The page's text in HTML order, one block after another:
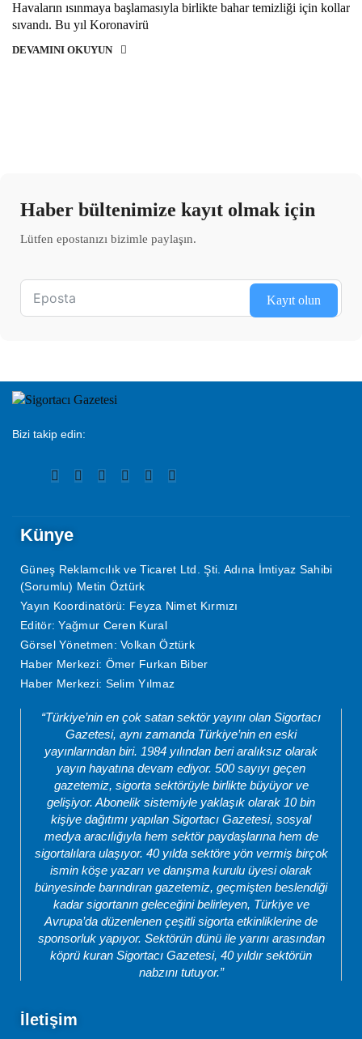
Havaların ısınmaya başlamasıyla birlikte bahar temizliği için kollar
sıvandı. Bu yıl Koronavirü
DEVAMINI OKUYUN
Haber bültenimize kayıt olmak için
Lütfen epostanızı bizimle paylaşın.
Kayıt olun
Bizi takip edin:
Künye
Güneş Reklamcılık ve Ticaret Ltd. Şti. Adına İmtiyaz Sahibi
(Sorumlu) Metin Öztürk
Yayın Koordinatörü: Feyza Nimet Kırmızı
Editör: Yağmur Ceren Kural
Görsel Yönetmen: Volkan Öztürk
Haber Merkezi: Ömer Furkan Biber
Haber Merkezi: Selim Yılmaz
“Türkiye’nin en çok satan sektör yayını olan Sigortacı
Gazetesi, aynı zamanda Türkiye’nin en eski
yayınlarından biri. 1984 yılından beri aralıksız olarak
yayın hayatına devam ediyor. 500 sayıyı geçen
gazetemiz, sigorta sektörüyle birlikte büyüyor ve
gelişiyor. Abonelik sistemiyle yaklaşık olarak 10 bin
kişiye dağıtımı yapılan Sigortacı Gazetesi, sosyal
medya aracılığıyla hem sektör paydaşlarına hem de
sigortalılara ulaşıyor. 40 yılda sektöre yön vermiş birçok
ismin köşe yazarı ve danışma kurulu üyesi olarak
bünyesinde barındıran gazetemiz, geçmişten beslendiği
kadar sigortanın geleceğini belirleyen, Türkiye ve
Avrupa’da düzenlenen çeşitli sigorta etkinliklerine de
sponsorluk yapıyor. Sektörün dünü ile yarını arasından
köprü kuran Sigortacı Gazetesi, 40 yıldır sektörün
nabzını tutuyor.”
İletişim